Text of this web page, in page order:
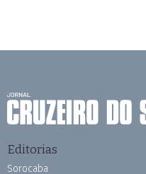
Editorias
Sorocaba